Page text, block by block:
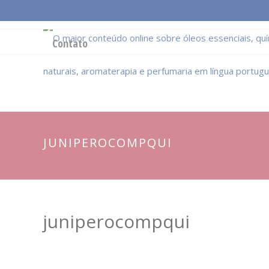
Contato
JUNIPEROCOMPQUI
juniperocompqui